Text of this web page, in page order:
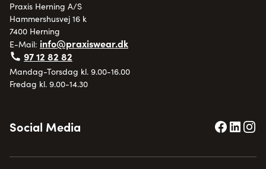
Praxis Herning A/S
Hammershusvej 16 k
7400 Herning
E-Mail: info@praxiswear.dk
97 12 82 82
Mandag-Torsdag kl. 9.00-16.00
Fredag kl. 9.00-14.30
Social Media